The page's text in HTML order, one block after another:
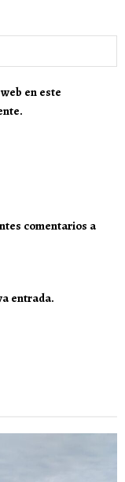
en este
comentarios a
entrada.